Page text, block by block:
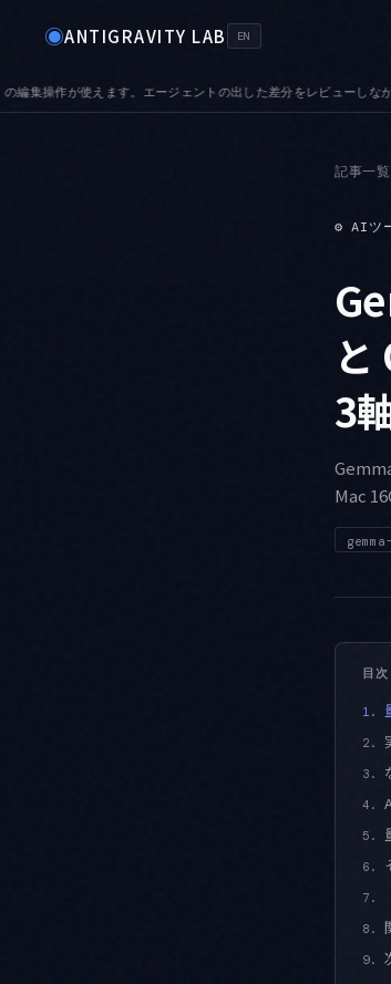
◉ANTIGRAVITY LAB EN
しながら直接手を入れられます ●TABS — プレビュータブが加わ
記事一覧
⚙ AIツ
3
Mac
目次
1.
2.
3.
4.
5.
6.
7.
8.
9.